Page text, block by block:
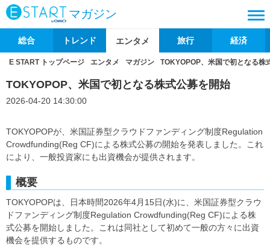
マガジン
総合 トレンド エンタメ 旅行 経済
E START トップページ エンタメ マガジン TOKYOPOP、米国で初となる株
TOKYOPOP、米国で初となる株式公募を開始
2026-04-20 14:30:00
TOKYOPOPが、米国証券型クラウドファンディング制度Regulation
Crowdfunding(Reg CF)による株式公募の開始を発表しました。これ
により、一般投資家にも出資機会が提供されます。
概要
TOKYOPOPは、日本時間2026年4月15日(水)に、米国証券型クラウ
ドファンディング制度Regulation Crowdfunding(Reg CF)による株
式公募を開始しました。これは同社として初めて一般の方々に出資
機会を提供するものです。